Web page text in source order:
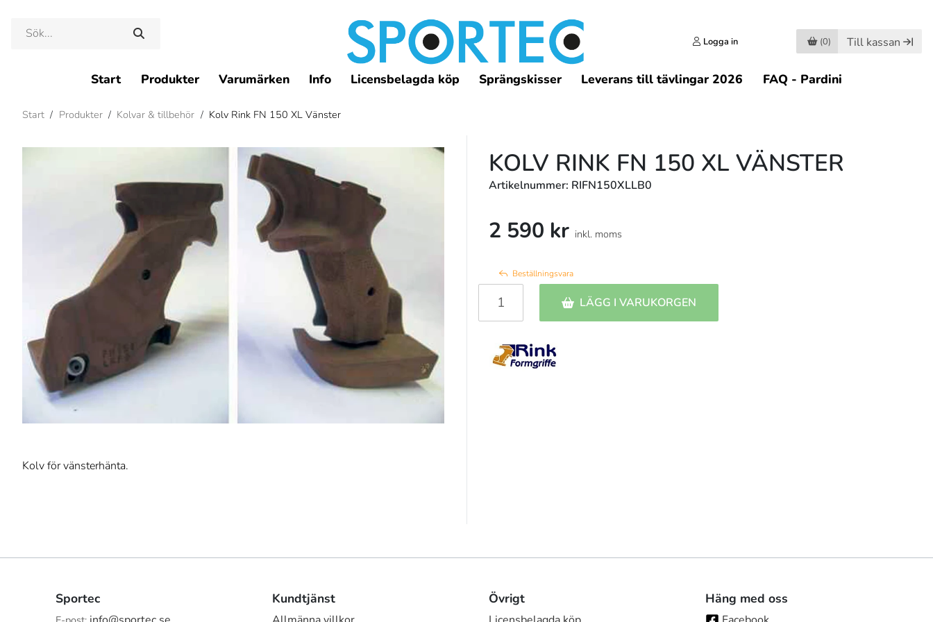
Logga in (0) Till kassan
Start Produkter Varumärken Info Licensbelagda köp Sprängskisser Leverans till tävlingar 2026 FAQ - Pardini
Start / Produkter / Kolvar & tillbehör / Kolv Rink FN 150 XL Vänster
KOLV RINK FN 150 XL VÄNSTER
Artikelnummer: RIFN150XLLB0
2 590 kr inkl. moms
Beställningsvara
LÄGG I VARUKORGEN
Kolv för vänsterhänta.
Sportec Kundtjänst Övrigt Häng med oss